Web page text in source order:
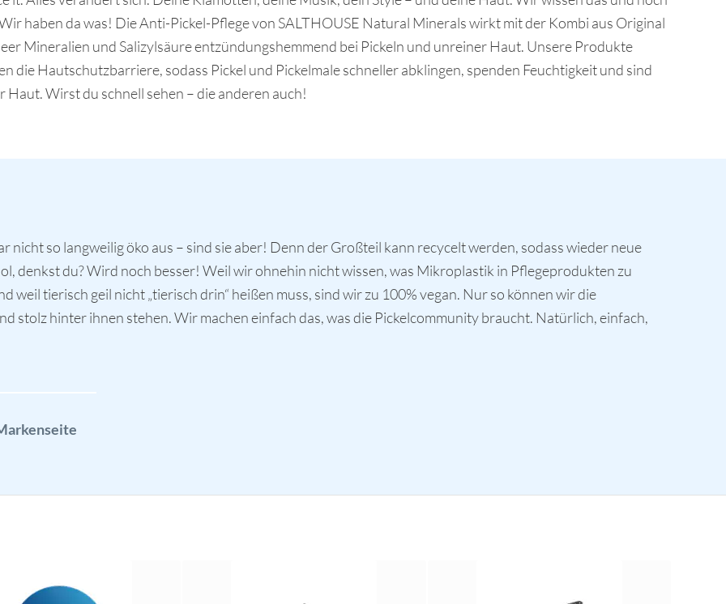
haben da was! Die Anti-Pickel-Pflege von SALTHOUSE Natural Minerals wirkt mit der Kombi aus Original
Mineralien und Salizylsäure entzündungshemmend bei Pickeln und unreiner Haut. Unsere Produkte
die Hautschutzbarriere, sodass Pickel und Pickelmale schneller abklingen, spenden Feuchtigkeit und sind
Haut. Wirst du schnell sehen – die anderen auch!
nicht so langweilig öko aus – sind sie aber! Denn der Großteil kann recycelt werden, sodass wieder neue
denkst du? Wird noch besser! Weil wir ohnehin nicht wissen, was Mikroplastik in Pflegeprodukten zu
weil tierisch geil nicht „tierisch drin“ heißen muss, sind wir zu 100% vegan. Nur so können wir die
stolz hinter ihnen stehen. Wir machen einfach das, was die Pickelcommunity braucht. Natürlich, einfach,